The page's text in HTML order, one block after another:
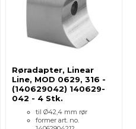
Røradapter, Linear
Line, MOD 0629, 316 -
(140629042) 140629-
042 - 4 Stk.
til Ø42,4 mm rør
former art. no.